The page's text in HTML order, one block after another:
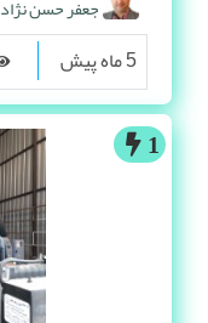
جعفر حسن نژاد
5 ماه پیش
1